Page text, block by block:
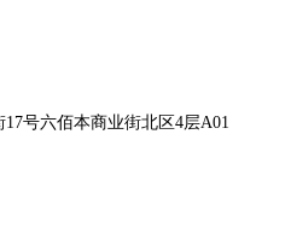
号六佰本商业街北区4层A01